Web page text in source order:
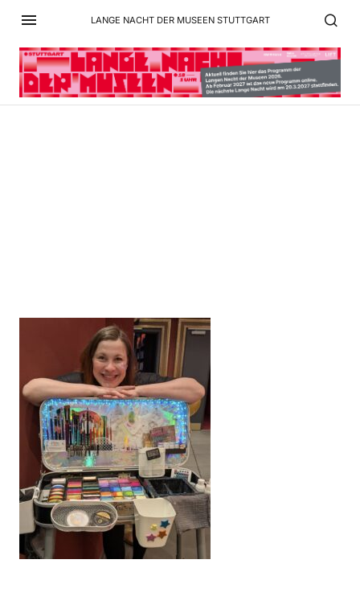
LANGE NACHT DER MUSEEN STUTTGART